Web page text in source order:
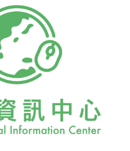
間，更讓學員們了解人人都可
一開始，老師們引導大家想像
身旁的人們互相認識、分享生
簡單的走動與聊天，工作坊的
來，並從中發掘周遭許多有趣
的學員們，匯集了各種專長背
候變遷、食農教育有關，有的
午的時間由社區里辦公室的